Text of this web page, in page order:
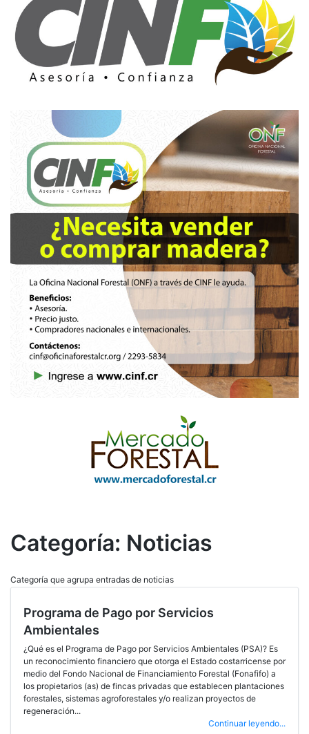
Categoría: Noticias
Categoría que agrupa entradas de noticias
Programa de Pago por Servicios
Ambientales
¿Qué es el Programa de Pago por Servicios Ambientales (PSA)? Es
un reconocimiento financiero que otorga el Estado costarricense por
medio del Fondo Nacional de Financiamiento Forestal (Fonafifo) a
los propietarios (as) de fincas privadas que establecen plantaciones
forestales, sistemas agroforestales y/o realizan proyectos de
regeneración...
Continuar leyendo...